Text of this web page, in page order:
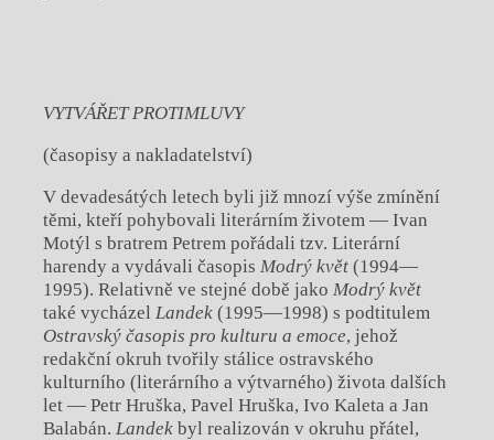
VYTVÁŘET PROTIMLUVY
(časopisy a nakladatelství)
V devadesátých letech byli již mnozí výše zmínění
těmi, kteří pohybovali literárním životem — Ivan
Motýl s bratrem Petrem pořádali tzv. Literární
harendy a vydávali časopis Modrý květ(1994—
1995). Relativně ve stejné době jako Modrý květ
také vycházel Landek (1995—1998) s podtitulem
Ostravský časopis pro kulturu a emoce, jehož
redakční okruh tvořily stálice ostravského
kulturního (literárního a výtvarného) života dalších
let — Petr Hruška, Pavel Hruška, Ivo Kaleta a Jan
Balabán. Landek byl realizován v okruhu přátel,